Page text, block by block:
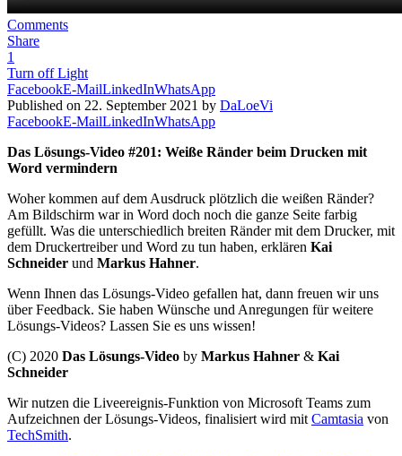
Comments
Share
1
Turn off Light
FacebookE-MailLinkedInWhatsApp
Published on 22. September 2021 by DaLoeVi
FacebookE-MailLinkedInWhatsApp
Das Lösungs-Video #201: Weiße Ränder beim Drucken mit
Word vermindern
Woher kommen auf dem Ausdruck plötzlich die weißen Ränder?
Am Bildschirm war in Word doch noch die ganze Seite farbig
gefüllt. Was die unterschiedlich breiten Ränder mit dem Drucker, mit
dem Druckertreiber und Word zu tun haben, erklären Kai
Schneider und Markus Hahner.
Wenn Ihnen das Lösungs-Video gefallen hat, dann freuen wir uns
über Feedback. Sie haben Wünsche und Anregungen für weitere
Lösungs-Videos? Lassen Sie es uns wissen!
(C) 2020 Das Lösungs-Video by Markus Hahner & Kai
Schneider
Wir nutzen die Liveereignis-Funktion von Microsoft Teams zum
Aufzeichnen der Lösungs-Videos, finalisiert wird mit Camtasia von
TechSmith.